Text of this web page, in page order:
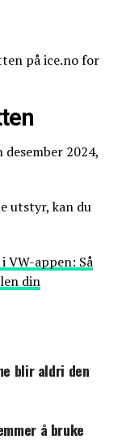
på ice.no for
2024,
utstyr, kan du
VW-appen: Så
din
blir aldri den
å bruke